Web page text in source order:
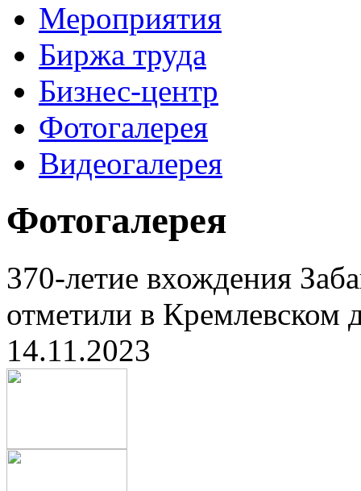
Мероприятия
Биржа труда
Бизнес-центр
Фотогалерея
Видеогалерея
Фотогалерея
370-летие вхождения
отметили в Кремлевском
14.11.2023